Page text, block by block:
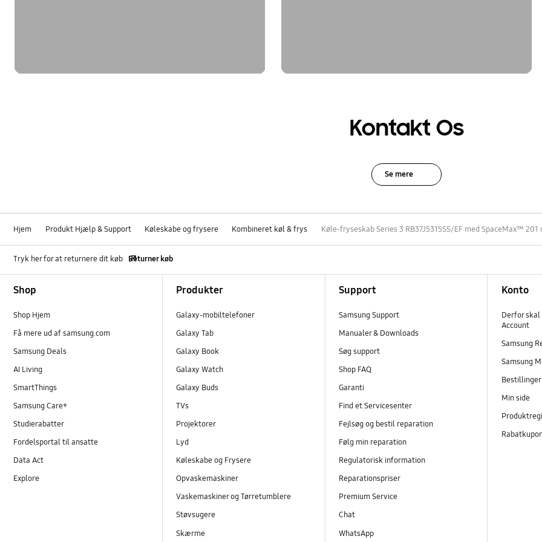
Kontakt Os
Se mere
Hjem Produkt Hjælp & Support Køleskabe og frysere Kombineret køl & frys Køle-fryseskab Series 3 RB37J5315SS/EF med SpaceMax™ 201
Tryk her for at returnere dit køb Returner køb
Shop
Shop Hjem
Få mere ud af samsung.com
Samsung Deals
AI Living
SmartThings
Samsung Care+
Studierabatter
Fordelsportal til ansatte
Data Act
Explore
Produkter
Galaxy-mobiltelefoner
Galaxy Tab
Galaxy Book
Galaxy Watch
Galaxy Buds
TVs
Projektorer
Lyd
Køleskabe og Frysere
Opvaskemaskiner
Vaskemaskiner og Tørretumblere
Støvsugere
Skærme
Support
Samsung Support
Manualer & Downloads
Søg support
Shop FAQ
Garanti
Find et Servicesenter
Fejlsøg og bestil reparation
Følg min reparation
Regulatorisk information
Reparationspriser
Premium Service
Chat
WhatsApp
Konto
Derfor skal
Account
Samsung
Samsung
Bestillinger
Min side